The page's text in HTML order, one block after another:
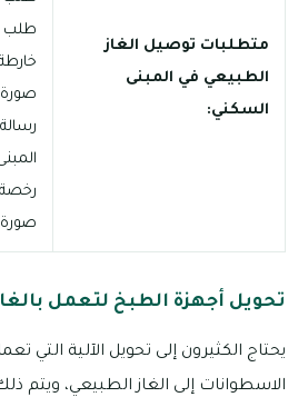
متطلبات توصيل الغاز
الطبيعي في المبنى
السكني:
طلب
رخصة
صورة
تحويل أجهزة الطبخ لتعمل
يحتاج الكثيرون إلى تحويل الآلية التي
الاسطوانات إلى الغاز الطبيعي،